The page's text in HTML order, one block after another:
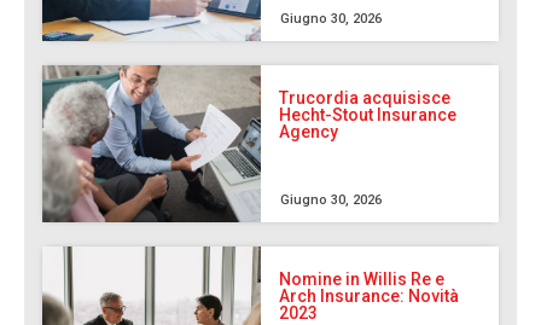
Giugno 30, 2026
Trucordia acquisisce
Hecht-Stout Insurance
Agency
Giugno 30, 2026
Nomine in Willis Re e
Arch Insurance: Novità
2023